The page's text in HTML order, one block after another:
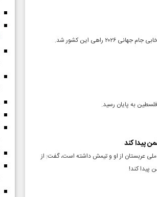
راهی این کشور شد.
به پایان رسید.
پیدا کند
عربستان از او و تیمش داشته است، گفت: از
پیدا کند!